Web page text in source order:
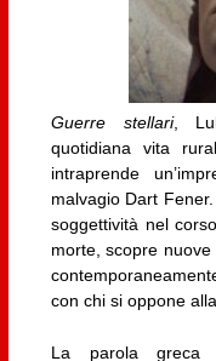
Guerre stellari,
quotidiana vita
intraprende
malvagio Dart
soggettività nel
morte, scopre
con chi si oppone
La parola